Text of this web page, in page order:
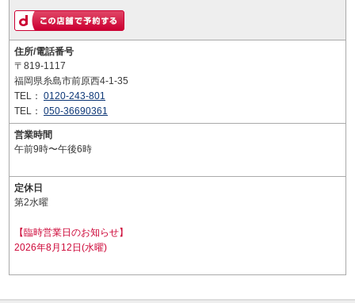
住所/電話番号
〒819-1117
福岡県糸島市前原西4-1-35
TEL： 0120-243-801
TEL： 050-36690361
営業時間
午前9時〜午後6時
定休日
第2水曜
【臨時営業日のお知らせ】
2026年8月12日(水曜)